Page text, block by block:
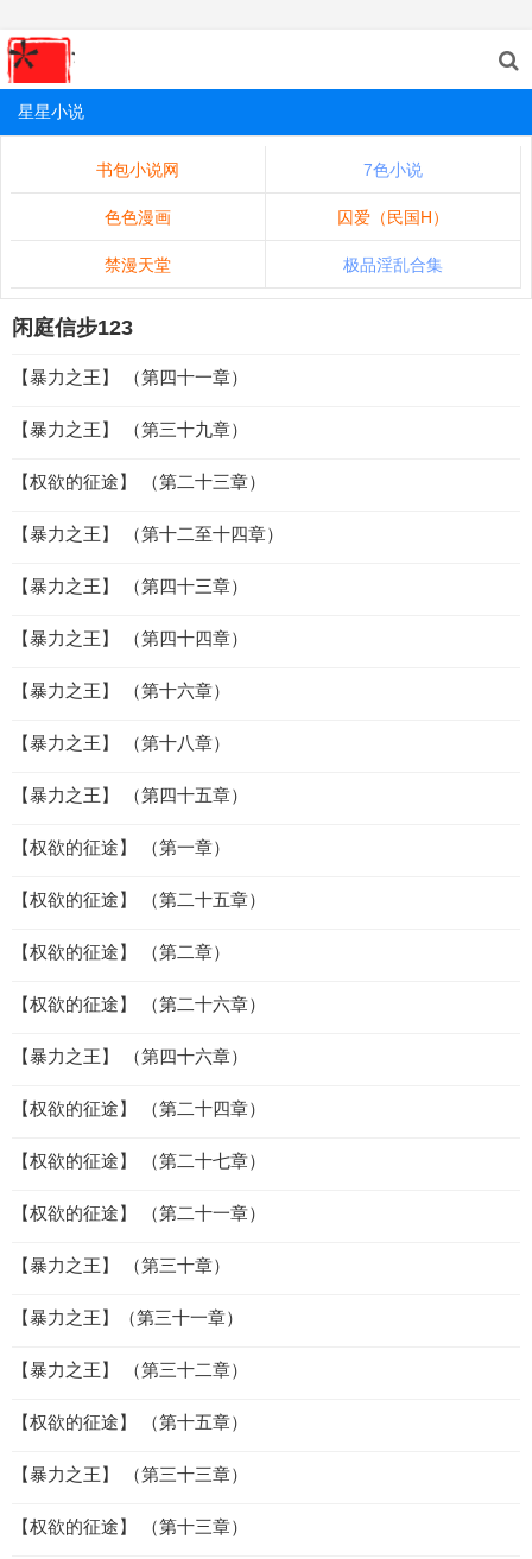
星星小说
书包小说网 7色小说
色色漫画 囚爱（民国H）
禁漫天堂 极品淫乱合集
闲庭信步123
【暴力之王】 （第四十一章）
【暴力之王】 （第三十九章）
【权欲的征途】 （第二十三章）
【暴力之王】 （第十二至十四章）
【暴力之王】 （第四十三章）
【暴力之王】 （第四十四章）
【暴力之王】 （第十六章）
【暴力之王】 （第十八章）
【暴力之王】 （第四十五章）
【权欲的征途】 （第一章）
【权欲的征途】 （第二十五章）
【权欲的征途】 （第二章）
【权欲的征途】 （第二十六章）
【暴力之王】 （第四十六章）
【权欲的征途】 （第二十四章）
【权欲的征途】 （第二十七章）
【权欲的征途】 （第二十一章）
【暴力之王】 （第三十章）
【暴力之王】（第三十一章）
【暴力之王】 （第三十二章）
【权欲的征途】 （第十五章）
【暴力之王】 （第三十三章）
【权欲的征途】 （第十三章）